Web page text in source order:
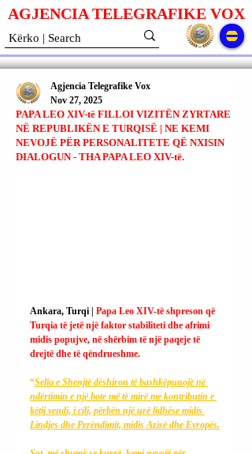
AGJENCIA TELEGRAFIKE VOX
PAPA LEO XIV-të FILLOI VIZITËN ZYRTARE
NË REPUBLIKËN E TURQISË | NE KEMI
NEVOJË PËR PERSONALITETE QË NXISIN
DIALOGUN - THA PAPA LEO XIV-të.
Agjencia Telegrafike Vox
Nov 27, 2025
Ankara, Turqi | Papa Leo XIV-të shpreson që
Turqia të jetë një faktor stabiliteti dhe afrimi
midis popujve, në shërbim të një paqeje të
drejtë dhe të qëndrueshme.
“Selia e Shenjtë dëshiron të bashkëpunojë në
ndërtimin e një bote më të mirë me kontributin e
këtij vendi, i cili, përbën një urë lidhëse midis
Lindjes dhe Perëndimit, midis Azisë dhe Evropës.